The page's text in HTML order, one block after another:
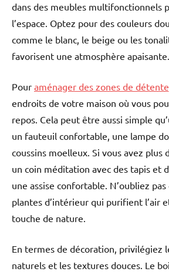
dans des meubles multifonctionnels
l’espace. Optez pour des couleurs
comme le blanc, le beige ou les
favorisent une atmosphère apaisante.
Pour aménager des zones de détente
endroits de votre maison où vous
repos. Cela peut être aussi simple
un fauteuil confortable, une lampe
coussins moelleux. Si vous avez plus
un coin méditation avec des tapis et
une assise confortable. N’oubliez pas
plantes d’intérieur qui purifient l’air
touche de nature.
En termes de décoration, privilégiez
naturels et les textures douces. Le